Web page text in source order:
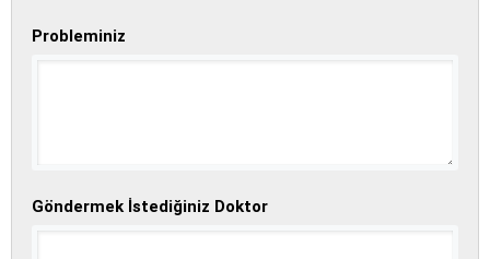
Probleminiz
Göndermek İstediğiniz Doktor